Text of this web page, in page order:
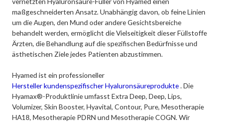
maßgeschneiderten Ansatz. Unabhängig davon, ob feine Linien
um die Augen, den Mund oder andere Gesichtsbereiche
behandelt werden, ermöglicht die Vielseitigkeit dieser Füllstoffe
Ärzten, die Behandlung auf die spezifischen Bedürfnisse und
ästhetischen Ziele jedes Patienten abzustimmen.
Hyamed ist ein professioneller
Hersteller kundenspezifischer Hyaluronsäureprodukte. Die
Hyamax®-Produktlinie umfasst Extra Deep, Deep, Lips,
Volumizer, Skin Booster, Hyavital, Contour, Pure, Mesotherapie
HA18, Mesotherapie PDRN und Mesotherapie COGN. Wir